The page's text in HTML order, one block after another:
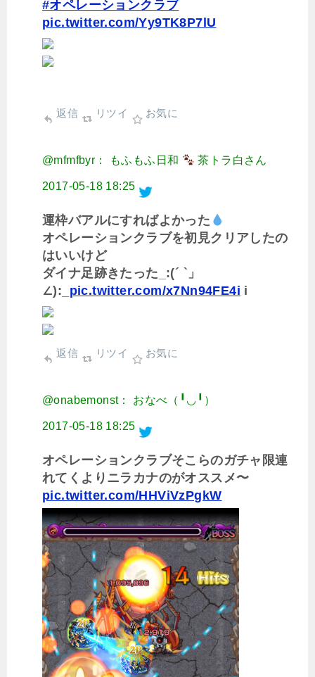
#オペレーションクラブ
pic.twitter.com/Yy9TK8P7lU
返信 リツイ お気に
@mfmfbyr： もふもふ日和 茶トラ白さん
2017-05-18 18:25
運枠バアルにすればよかった
オペレーションクラブを初見クリアしたの
はいいけど
ダイナ足跡きたった_:(´ `」
∠):_ pic.twitter.com/x7Nn94FE4i i
返信 リツイ お気に
@onabemonst： おなべ（╹◡╹）
2017-05-18 18:25
オペレーションクラブそこらのガチャ限連
れてくよりニラカナのがオススメ〜
pic.twitter.com/HHViVzPgkW